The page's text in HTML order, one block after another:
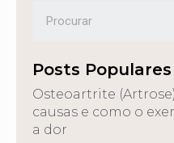
Posts Populares
Osteoartrite
causas e como o
a dor